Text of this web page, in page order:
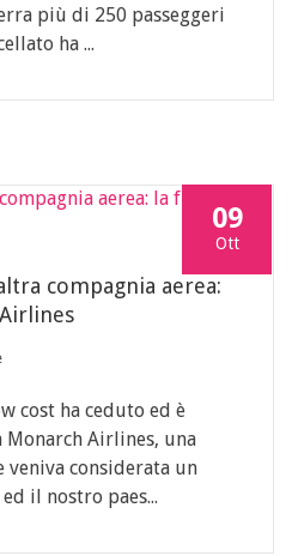
più di 250 passeggeri
ha ...
09
Ott
compagnia aerea:
cost ha ceduto ed è
Airlines, una
veniva considerata un
il nostro paes...